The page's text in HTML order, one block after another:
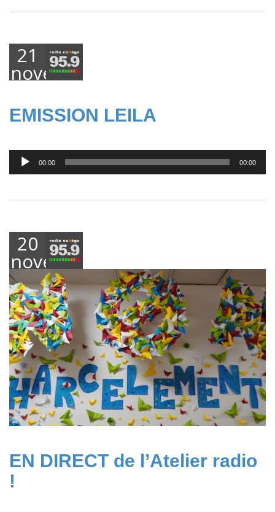
21
novembre
EMISSION LEILA
Lecteur
audio
00:00 00:00
20
novembre
2024
EN DIRECT de l’Atelier radio
!